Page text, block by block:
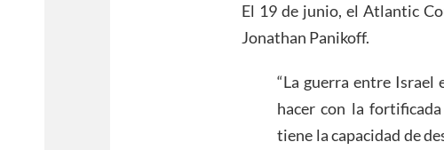
El 19 de junio, el Atlantic
Jonathan Panikoff.
“La guerra entre Israel
hacer con la
tiene la capacidad de